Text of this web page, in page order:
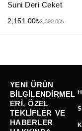
Suni Deri Ceket
2,390.00₺
2,151.00₺
YENI ÜRÜN
BILGILENDIRMEL
ERI, ÖZEL
TEKLIFLER VE
HABERLER